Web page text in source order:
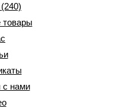
товары
с нами